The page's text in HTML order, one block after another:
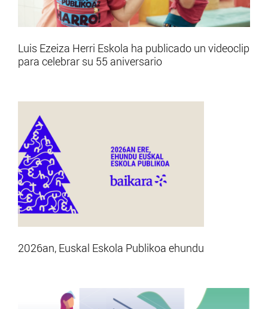
Luis Ezeiza Herri Eskola ha publicado un videoclip
para celebrar su 55 aniversario
2026an, Euskal Eskola Publikoa ehundu